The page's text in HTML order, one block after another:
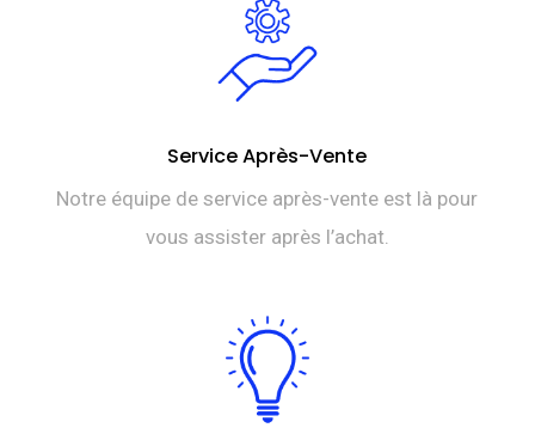
Service Après-Vente
Notre équipe de service après-vente est là pour
vous assister après l’achat.